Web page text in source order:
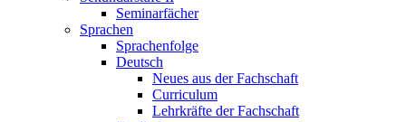
Seminarfächer
Sprachen
Sprachenfolge
Deutsch
Neues aus der Fachschaft
Curriculum
Lehrkräfte der Fachschaft